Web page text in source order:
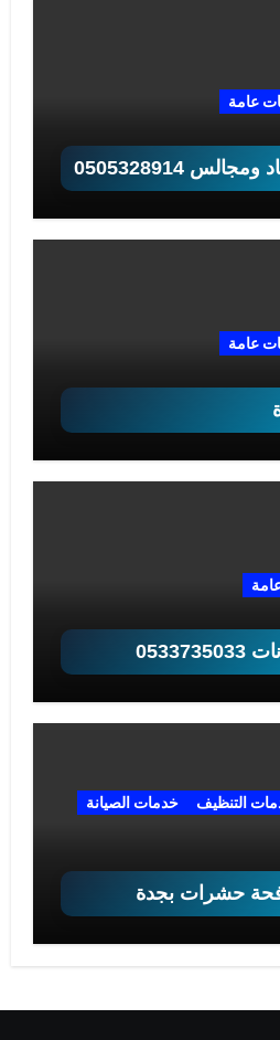
عامة
0505328914
عامة
التنظيف
خدمات الصيانة
حشرات بجدة